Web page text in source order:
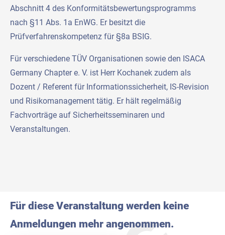
Abschnitt 4 des Konformitätsbewertungsprogramms
nach §11 Abs. 1a EnWG. Er besitzt die
Prüfverfahrenskompetenz für §8a BSIG.
Für verschiedene TÜV Organisationen sowie den ISACA
Germany Chapter e. V. ist Herr Kochanek zudem als
Dozent / Referent für Informationssicherheit, IS-Revision
und Risikomanagement tätig. Er hält regelmäßig
Fachvorträge auf Sicherheitsseminaren und
Veranstaltungen.
Für diese Veranstaltung werden keine
Anmeldungen mehr angenommen.